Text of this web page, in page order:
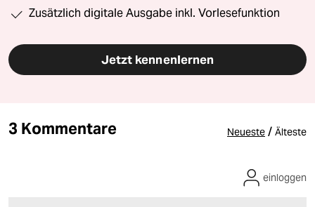
Zusätzlich digitale Ausgabe inkl. Vorlesefunktion
Jetzt kennenlernen
3 Kommentare Neueste / Älteste
einloggen